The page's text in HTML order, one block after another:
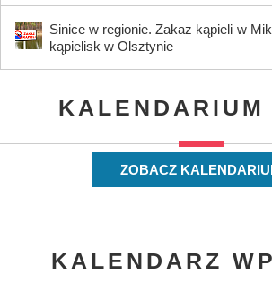
Sinice w regionie. Zakaz kąpieli w
kąpielisk w Olsztynie
KALENDARIUM
ZOBACZ
KALENDARZ